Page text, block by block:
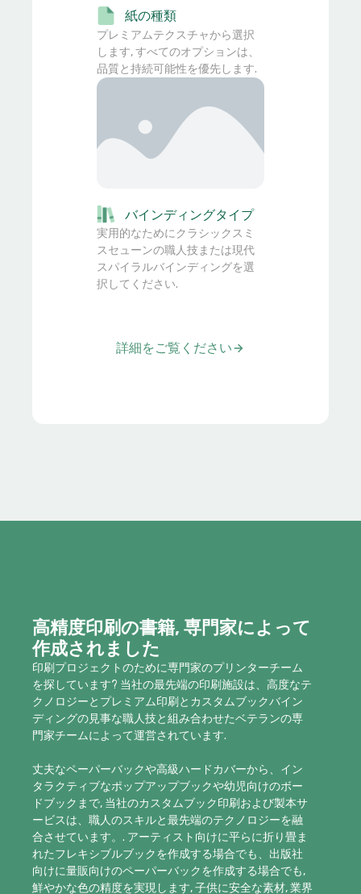
紙の種類
プレミアムテクスチャから選択
します, すべてのオプションは、
品質と持続可能性を優先します.
バインディングタイプ
実用的なためにクラシックスミ
スセューンの職人技または現代
スパイラルバインディングを選
択してください.
詳細をご覧ください
高精度印刷の書籍, 専門家によって
作成されました
印刷プロジェクトのために専門家のプリンターチーム
を探しています? 当社の最先端の印刷施設は、高度なテ
クノロジーとプレミアム印刷とカスタムブックバイン
ディングの見事な職人技と組み合わせたベテランの専
門家チームによって運営されています.
丈夫なペーパーバックや高級ハードカバーから、イン
タラクティブなポップアップブックや幼児向けのボー
ドブックまで, 当社のカスタムブック印刷および製本サ
ービスは、職人のスキルと最先端のテクノロジーを融
合させています。. アーティスト向けに平らに折り畳ま
れたフレキシブルブックを作成する場合でも、出版社
向けに量販向けのペーパーバックを作成する場合でも,
鮮やかな色の精度を実現します, 子供に安全な素材, 業界